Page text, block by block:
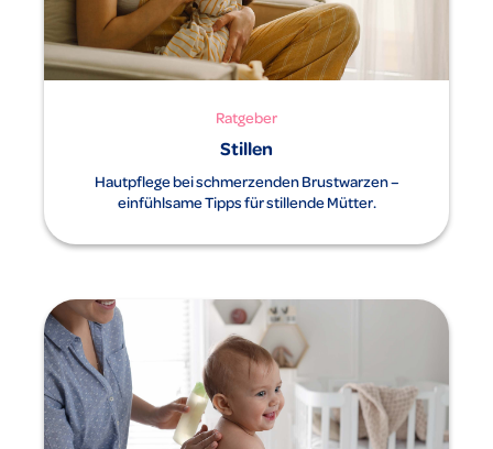
Ratgeber
Stillen
Hautpflege bei schmerzenden Brustwarzen –
einfühlsame Tipps für stillende Mütter.